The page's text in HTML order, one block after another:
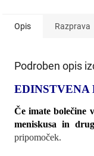
Opis Razprava
Podroben opis
Če imate bolečine
meniskusa in
pripomoček.